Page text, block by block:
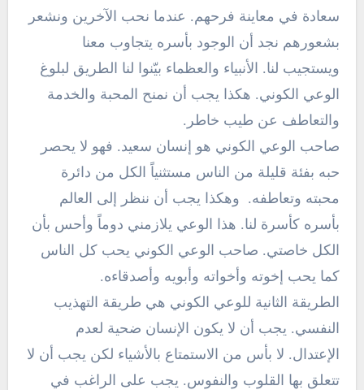
سعادة في معاينة فرحهم. عندما نحب الآخرين ونشعر
بشعورهم نجد أن الوجود بأسره يتجاوب معنا
ويستجيب لنا. الأنبياء والعظماء بيّنوا لنا الطريق لبلوغ
الوعي الكوني. هكذا يجب أن نمنح المحبة والخدمة
والتعاطف عن طيب خاطر.
صاحب الوعي الكوني هو إنسان سعيد. فهو لا يحصر
حبه بفئة قليلة من الناس مستثنياً الكل من دائرة
محبته وتعاطفه. وهكذا يجب أن ننظر إلى العالم
بأسره كأسرة لنا. هذا الوعي يلازمني دوماً وأحس بأن
الكل خاصتي. صاحب الوعي الكوني يحب كل الناس
كما يحب إخوته وأخواته وأبويه وأصدقاءه.
الطريقة الثانية للوعي الكوني هي طريقة التهذيب
النفسي. يجب أن لا يكون الإنسان ضحية لعدم
الإعتدال. لا بأس من الاستمتاع بالأشياء لكن يجب أن لا
تتعلق بها القلوب والنفوس. يجب على الراغب في